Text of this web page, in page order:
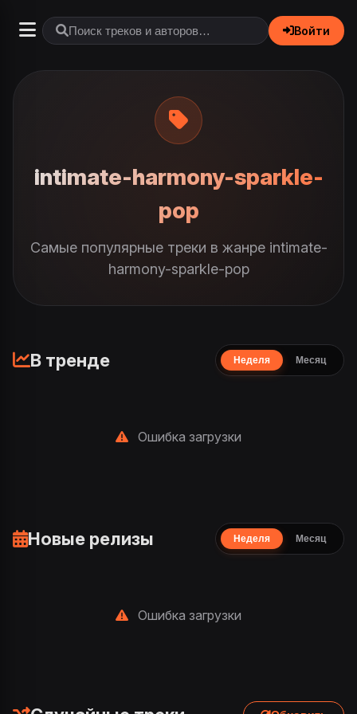
Войти
intimate-harmony-sparkle-
pop
Самые популярные треки в жанре intimate-
harmony-sparkle-pop
В тренде Неделя Месяц
Ошибка загрузки
Новые релизы Неделя Месяц
Ошибка загрузки